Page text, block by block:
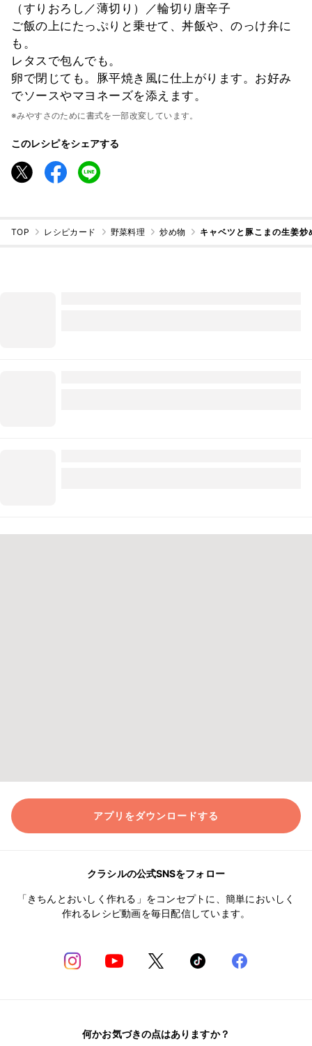
（すりおろし／薄切り）／輪切り唐辛子
ご飯の上にたっぷりと乗せて、丼飯や、のっけ弁に
も。
レタスで包んでも。
卵で閉じても。豚平焼き風に仕上がります。お好み
でソースやマヨネーズを添えます。
※みやすさのために書式を一部改変しています。
このレシピをシェアする
TOP レシピカード 野菜料理 炒め物 キャベツと豚こまの生姜炒
アプリをダウンロードする
クラシルの公式SNSをフォロー
「きちんとおいしく作れる」をコンセプトに、簡単においしく
作れるレシピ動画を毎日配信しています。
何かお気づきの点はありますか？